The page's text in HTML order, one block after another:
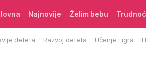
Najnovije Želim bebu
deteta Razvoj deteta Učenje i igra